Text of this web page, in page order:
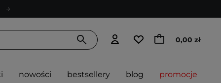
0,00 zł
nowości bestsellery blog promocje